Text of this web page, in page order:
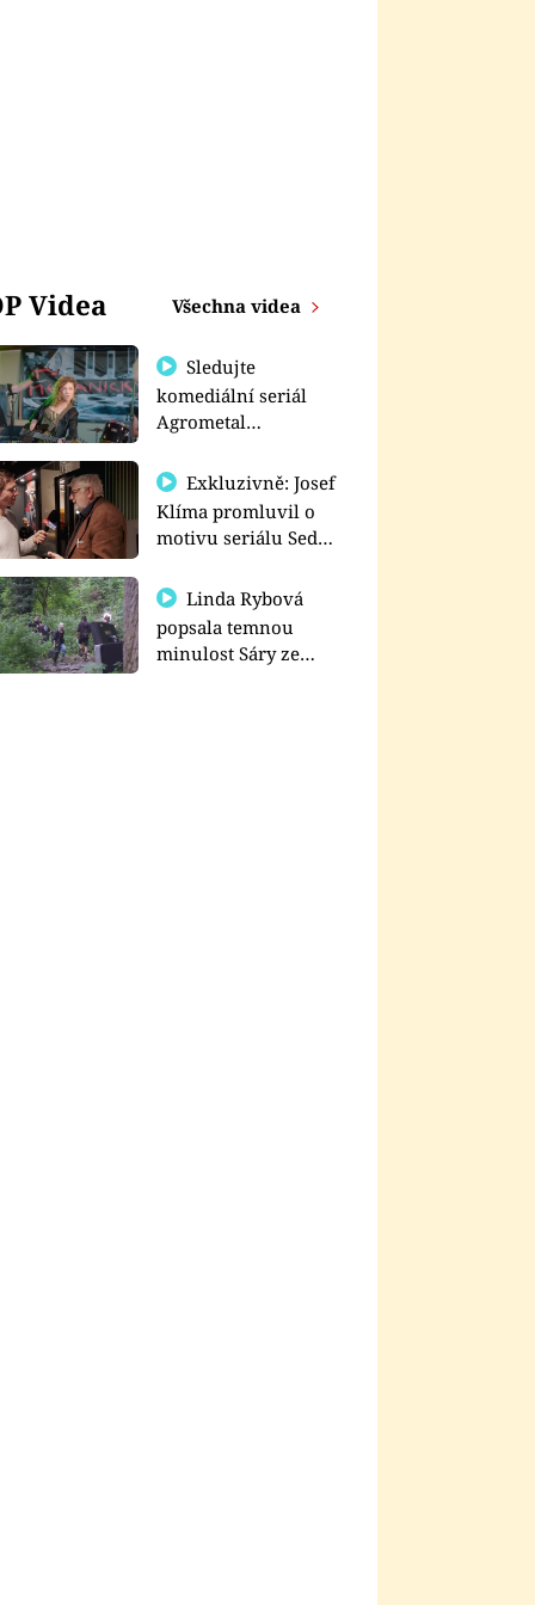
Videa Všechna videa
Sledujte
komediální seriál
Agrometal
prima+
Exkluzivně: Josef
Klíma promluvil o
motivu seriálu Sedm
Linda Rybová
popsala temnou
minulost Sáry ze